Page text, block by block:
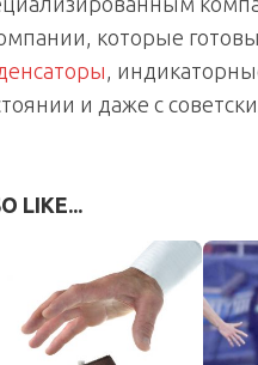
которые
,
и даже с
LIKE...